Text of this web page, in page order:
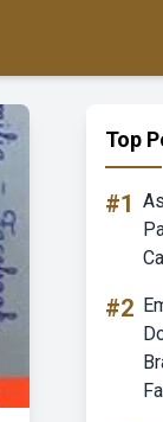
Top
#1
#2